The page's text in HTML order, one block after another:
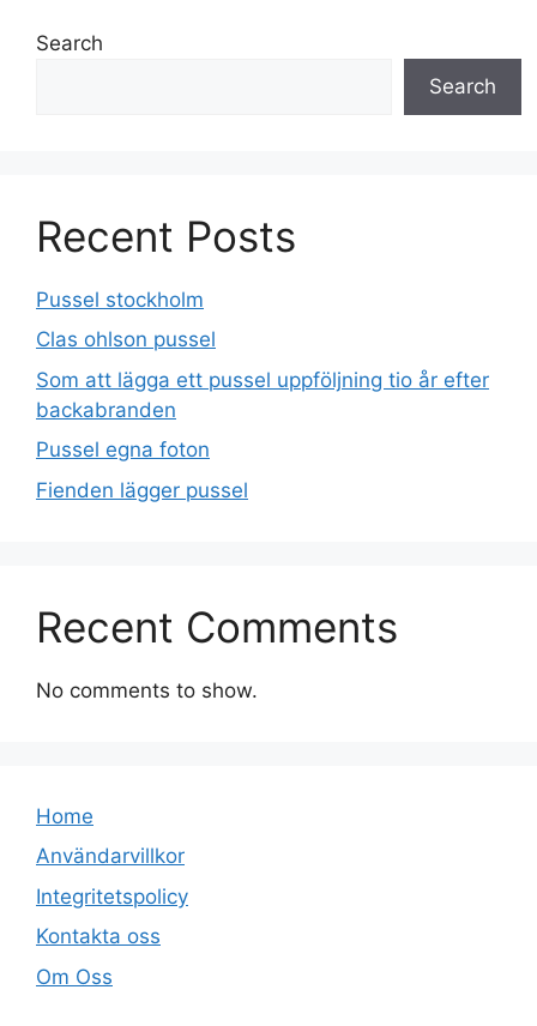
Search
Search
Recent Posts
Pussel stockholm
Clas ohlson pussel
Som att lägga ett pussel uppföljning tio år efter
backabranden
Pussel egna foton
Fienden lägger pussel
Recent Comments
No comments to show.
Home
Användarvillkor
Integritetspolicy
Kontakta oss
Om Oss